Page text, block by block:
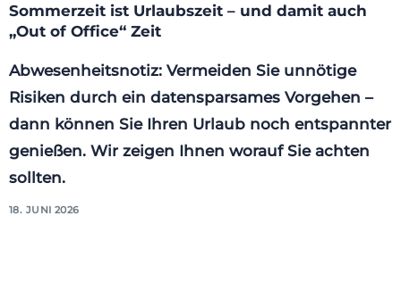
Sommerzeit ist Urlaubszeit – und damit auch
„Out of Office“ Zeit
Abwesenheitsnotiz: Vermeiden Sie unnötige
Risiken durch ein datensparsames Vorgehen –
dann können Sie Ihren Urlaub noch entspannter
genießen. Wir zeigen Ihnen worauf Sie achten
sollten.
18. JUNI 2026